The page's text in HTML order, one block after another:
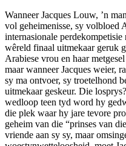
Wanneer Jacques Louw, ’n
vol geheimenisse, sy volbloed
internasionale
wêreld finaal uitmekaar geruk
Arabiese vrou en haar
maar wanneer Jacques weier,
sy ma ontvoer, sy troetelhond
uitmekaar geskeur. Die
wedloop teen tyd word hy
die plek waar hy jare tevore
geheim van die “prinses van
vriende aan sy sy, maar